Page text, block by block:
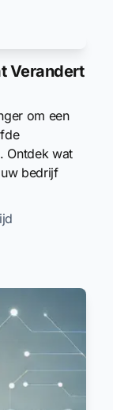
Verandert
om een
Ontdek wat
bedrijf